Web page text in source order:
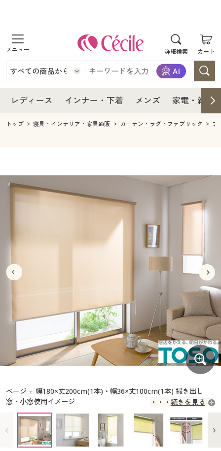
詳細検索 カート
商品を探す
レディース
レディースファッション
インナー・下着
インナー・下着通販すべて
メンズ下着
ジュニア・ティーンズ下着
メンズ
メンズファッション
メンズ下着
家電・雑貨すべて
家電
寝具・インテリア・家具
寝具・インテリア・家具通販すべて
美容・健康
ジュニア・ティーンズ下着
大きいサイズ レディース服
大きいサイズ レディース下着
大きいサイズ 事務・制服
バーゲンセール
シークレットセール
詳細検索
商品カテゴリ一覧
カタログ
カタログ・チラシからのご注文
デジタルカタログ
カタログ無料プレゼント
レディース インナー・下着 メンズ 家電・雑貨
レディース
レディース通販すべて
レディースファッション
インナー・下着
インナー・下着通販すべて
メンズ
キッチン・雑貨・日用品
家具・収納
美容・健康通販すべて
制服・スクール
ジュニア・ティーンズ下着
大きいサイズ レディース服
大きいサイズ レディース下着
大きいサイズ メンズ
大きいサイズ 事務・制服
バーゲンセール
シークレットセール
詳細検索
商品カテゴリ一覧
カタログ・チラシからのご注文
カタログ無料プレゼント
会員メニュー
トップ 寝具・インテリア・家具通販 カーテン・ラグ・ファブリック ブ
ベージュ 幅180×丈200cm(1本)・幅36×丈100cm(1本) 掃き出し
窓・小窓使用イメージ
カーテンレール国内シェアNo.1の「TOSO(トーソー)」が生産して
います。
続きを見る